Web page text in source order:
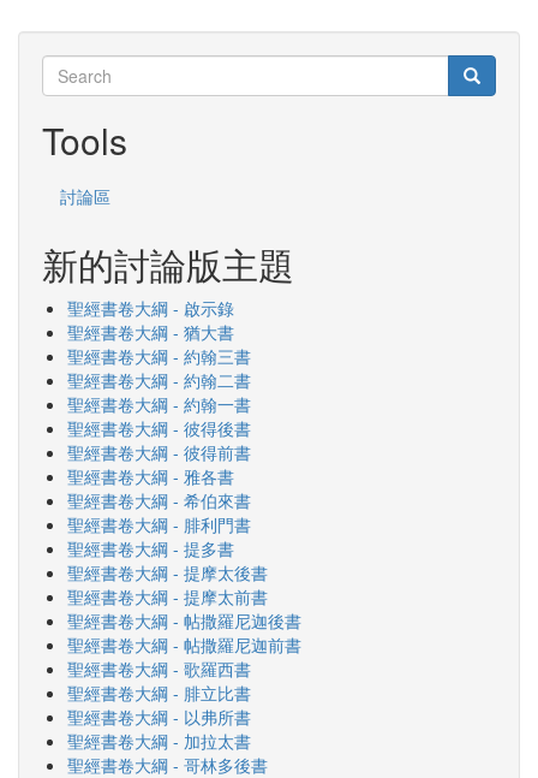
Search
Search Search
Tools
討論區
新的討論版主題
聖經書卷大綱 - 啟示錄
聖經書卷大綱 - 猶大書
聖經書卷大綱 - 約翰三書
聖經書卷大綱 - 約翰二書
聖經書卷大綱 - 約翰一書
聖經書卷大綱 - 彼得後書
聖經書卷大綱 - 彼得前書
聖經書卷大綱 - 雅各書
聖經書卷大綱 - 希伯來書
聖經書卷大綱 - 腓利門書
聖經書卷大綱 - 提多書
聖經書卷大綱 - 提摩太後書
聖經書卷大綱 - 提摩太前書
聖經書卷大綱 - 帖撒羅尼迦後書
聖經書卷大綱 - 帖撒羅尼迦前書
聖經書卷大綱 - 歌羅西書
聖經書卷大綱 - 腓立比書
聖經書卷大綱 - 以弗所書
聖經書卷大綱 - 加拉太書
聖經書卷大綱 - 哥林多後書